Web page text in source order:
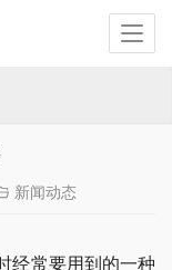
新闻动态
经常要用到的一种